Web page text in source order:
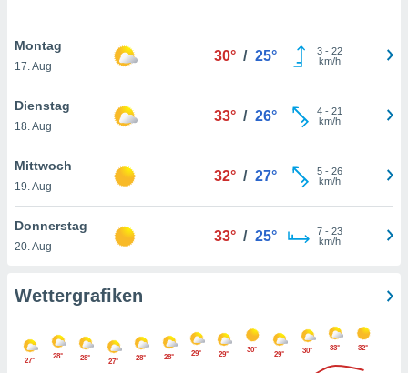
können
von
und
klicken.
und
Montag
17. Aug
30° / 25° 3- 22
km/h
Dienstag
18. Aug
33° / 26° 4- 21
km/h
Mittwoch
19. Aug
32° / 27° 5- 26
km/h
Donnerstag
20. Aug
33° / 25° 7- 23
km/h
Wettergrafiken
27°
28° 28° 27° 28° 28° 29° 29°
30°
29° 30° 33° 32°